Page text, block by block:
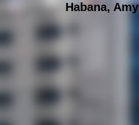
Habana,